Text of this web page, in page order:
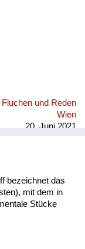
Fluchen und Reden
Wien
20. Juni 2021
bezeichnet das
mit dem in
Stücke